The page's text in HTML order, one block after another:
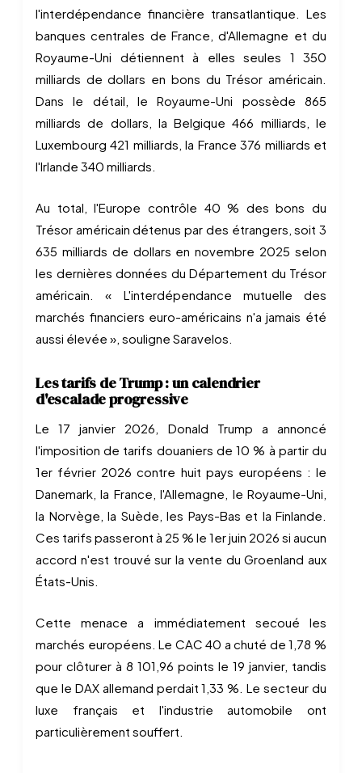
l'interdépendance financière transatlantique. Les
banques centrales de France, d'Allemagne et du
Royaume-Uni détiennent à elles seules 1 350
milliards de dollars en bons du Trésor américain.
Dans le détail, le Royaume-Uni possède 865
milliards de dollars, la Belgique 466 milliards, le
Luxembourg 421 milliards, la France 376 milliards et
l'Irlande 340 milliards.
Au total, l'Europe contrôle 40 % des bons du
Trésor américain détenus par des étrangers, soit 3
635 milliards de dollars en novembre 2025 selon
les dernières données du Département du Trésor
américain. « L'interdépendance mutuelle des
marchés financiers euro-américains n'a jamais été
aussi élevée », souligne Saravelos.
Les tarifs de Trump : un calendrier
d'escalade progressive
Le 17 janvier 2026, Donald Trump a annoncé
l'imposition de tarifs douaniers de 10 % à partir du
1er février 2026 contre huit pays européens : le
Danemark, la France, l'Allemagne, le Royaume-Uni,
la Norvège, la Suède, les Pays-Bas et la Finlande.
Ces tarifs passeront à 25 % le 1er juin 2026 si aucun
accord n'est trouvé sur la vente du Groenland aux
États-Unis.
Cette menace a immédiatement secoué les
marchés européens. Le CAC 40 a chuté de 1,78 %
pour clôturer à 8 101,96 points le 19 janvier, tandis
que le DAX allemand perdait 1,33 %. Le secteur du
luxe français et l'industrie automobile ont
particulièrement souffert.